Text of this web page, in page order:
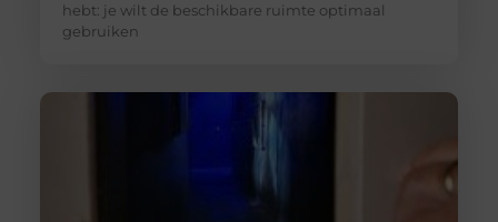
hebt: je wilt de beschikbare ruimte optimaal
gebruiken